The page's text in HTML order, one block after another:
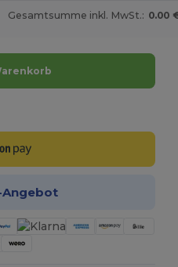
Gesamtsumme inkl. MwSt.: 0.00
Angebot